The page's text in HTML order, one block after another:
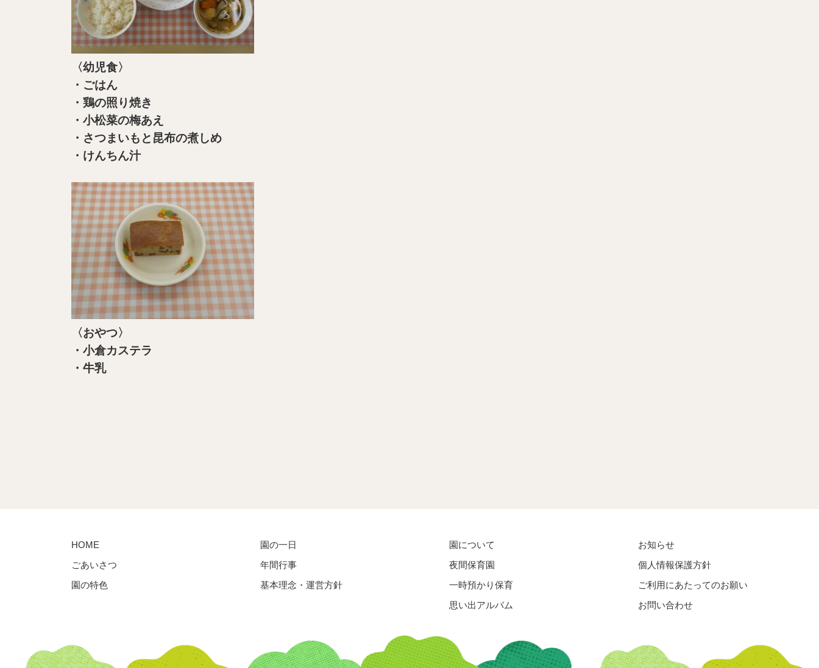
〈幼児食〉
・ごはん
・鶏の照り焼き
・小松菜の梅あえ
・さつまいもと昆布の煮しめ
・けんちん汁
〈おやつ〉
・小倉カステラ
・牛乳
HOME
ごあいさつ
園の特色
園の一日
年間行事
基本理念・運営方針
園について
夜間保育園
一時預かり保育
思い出アルバム
お知らせ
個人情報保護方針
ご利用にあたってのお願い
お問い合わせ